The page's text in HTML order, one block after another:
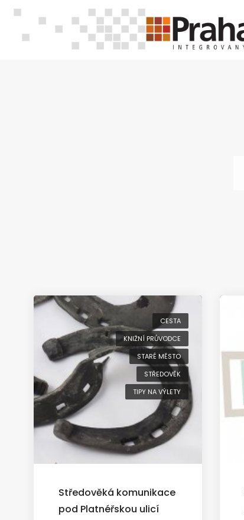
CESTA
KNIŽNÍ PRŮVODCE
STARÉ MĚSTO
STŘEDOVĚK
TIPY NA VÝLETY
Středověká komunikace
pod Platnéřskou ulicí